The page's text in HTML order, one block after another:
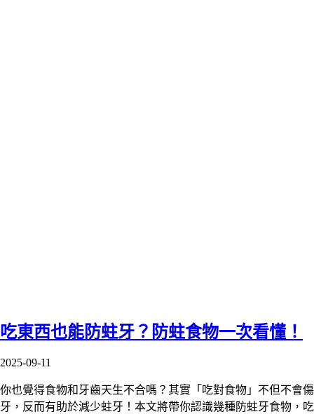
吃東西也能防蛀牙？防蛀食物一次看懂！
2025-09-11
你也覺得食物和牙齒天生不合嗎？其實「吃對食物」不但不會傷
牙，反而有助於減少蛀牙！本文將帶你認識幾種防蛀牙食物，吃